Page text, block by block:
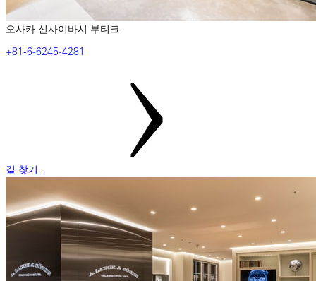
오사카 신사이바시 부티크
‎+81-6-6245-4281
길 찾기